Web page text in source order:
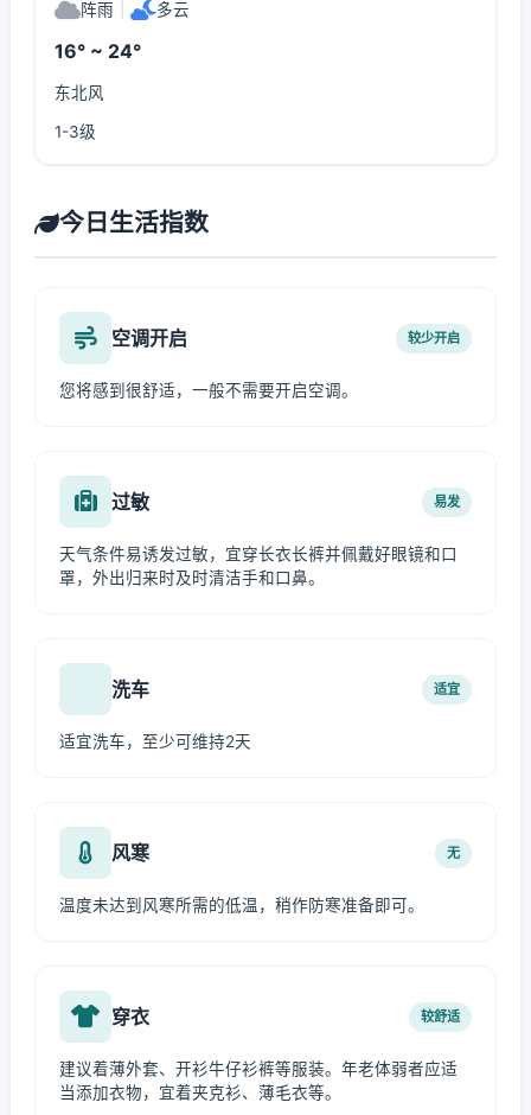
阵雨 多云
16° ~ 24°
东北风
1-3级
今日生活指数
空调开启 较少开启
您将感到很舒适，一般不需要开启空调。
过敏 易发
天气条件易诱发过敏，宜穿长衣长裤并佩戴好眼镜和口
罩，外出归来时及时清洁手和口鼻。
洗车 适宜
适宜洗车，至少可维持2天
风寒 无
温度未达到风寒所需的低温，稍作防寒准备即可。
穿衣 较舒适
建议着薄外套、开衫牛仔衫裤等服装。年老体弱者应适
当添加衣物，宜着夹克衫、薄毛衣等。